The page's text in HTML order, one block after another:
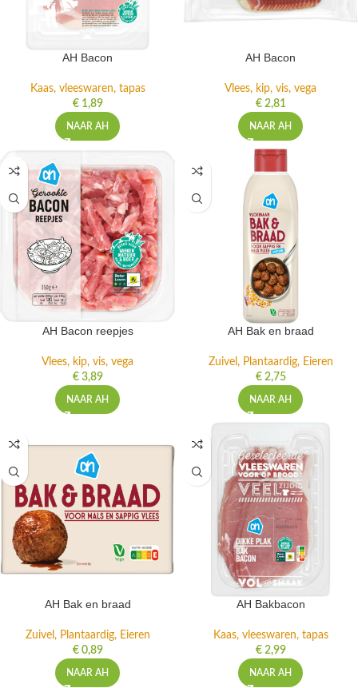
AH Bacon
Kaas, vleeswaren, tapas
€1,89
NAAR AH
AH Bacon
Vlees, kip, vis, vega
€2,81
NAAR AH
AH Bacon reepjes
Vlees, kip, vis, vega
€3,89
NAAR AH
AH Bak en braad
Zuivel, Plantaardig, Eieren
€2,75
NAAR AH
AH Bak en braad
Zuivel, Plantaardig, Eieren
€0,89
NAAR AH
AH Bakbacon
Kaas, vleeswaren, tapas
€2,99
NAAR AH